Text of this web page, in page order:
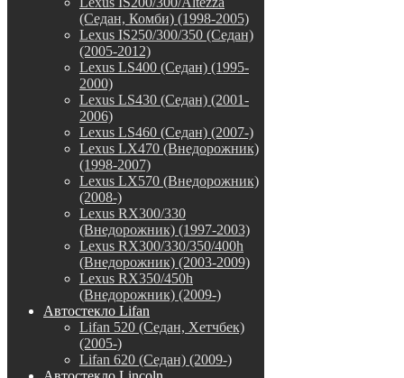
(Седан, Комби) (1998-2005)
Lexus IS250/300/350 (Седан)
(2005-2012)
Lexus LS400 (Седан) (1995-
2000)
Lexus LS430 (Седан) (2001-
2006)
Lexus LS460 (Седан) (2007-)
Lexus LX470 (Внедорожник)
(1998-2007)
Lexus LX570 (Внедорожник)
(2008-)
Lexus RX300/330
(Внедорожник) (1997-2003)
Lexus RX300/330/350/400h
(Внедорожник) (2003-2009)
Lexus RX350/450h
(Внедорожник) (2009-)
Автостекло Lifan
Lifan 520 (Седан, Хетчбек)
(2005-)
Lifan 620 (Седан) (2009-)